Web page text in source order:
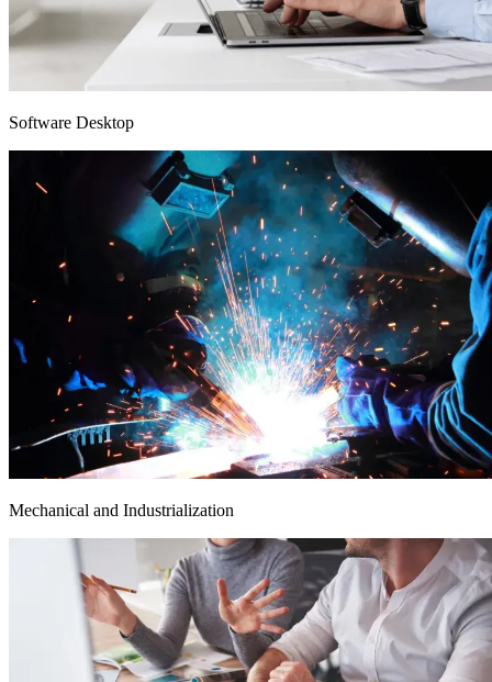
Software Desktop
Mechanical and Industrialization